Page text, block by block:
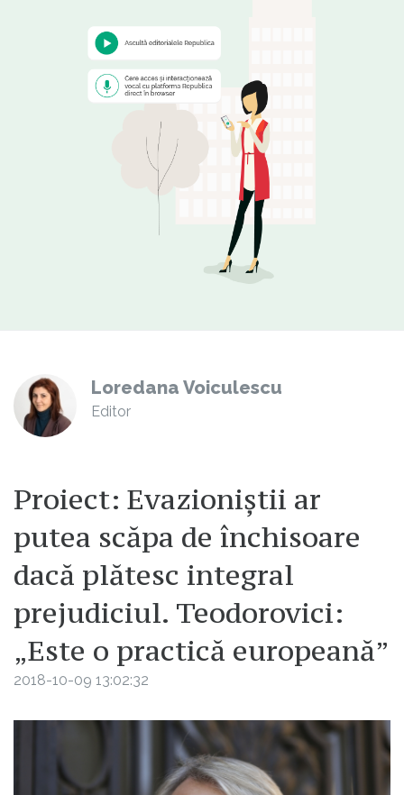
Loredana Voiculescu
Editor
Proiect: Evazioniștii ar
putea scăpa de închisoare
dacă plătesc integral
prejudiciul. Teodorovici:
„Este o practică europeană”
2018-10-09 13:02:32